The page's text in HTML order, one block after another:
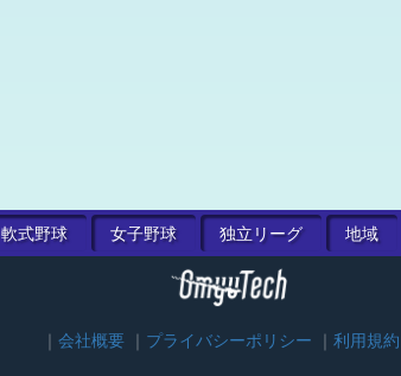
軟式野球 女子野球 独立リーグ 地域
会社概要 プライバシーポリシー 利用規約